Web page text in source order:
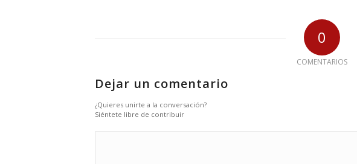
0
COMENTARIOS
Dejar un comentario
¿Quieres unirte a la conversación?
Siéntete libre de contribuir